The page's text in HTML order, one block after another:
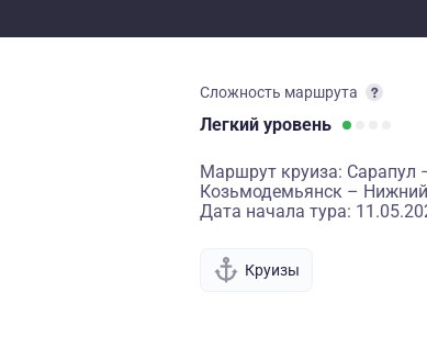
Сложность маршрута
Легкий уровень
Маршрут круиза: Сарапул
Козьмодемьянск –
Дата начала тура:
Круизы